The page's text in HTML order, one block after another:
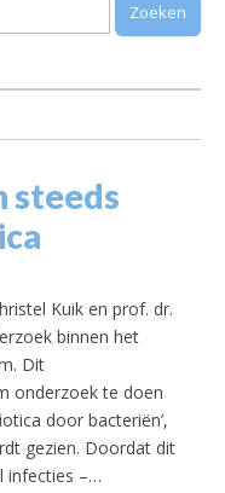
steeds
Kuik en prof. dr.
binnen het
Dit
onderzoek te doen
door bacteriën’,
gezien. Doordat dit
infecties –…